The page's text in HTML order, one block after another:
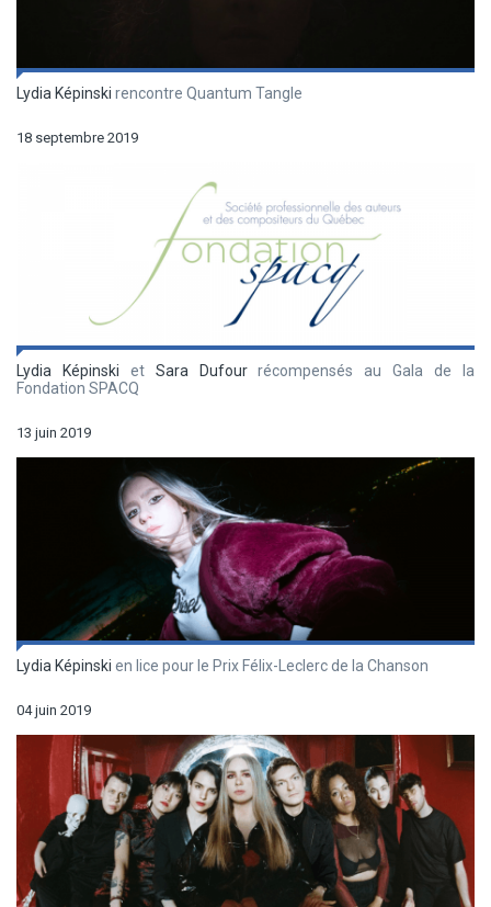
Lydia Képinski rencontre Quantum Tangle
18 septembre 2019
Lydia Képinski et Sara Dufourrécompensés au Gala de la
Fondation SPACQ
13 juin 2019
Lydia Képinski en lice pour le Prix Félix-Leclerc de la Chanson
04 juin 2019